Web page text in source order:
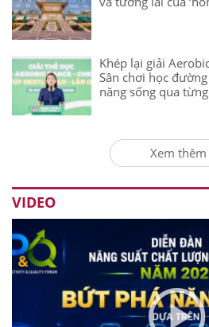
Khép lại giải
Sân chơi học
năng sống qua
Xem thêm
VIDEO